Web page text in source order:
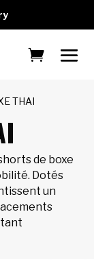
THAI
de boxe
Dotés
un